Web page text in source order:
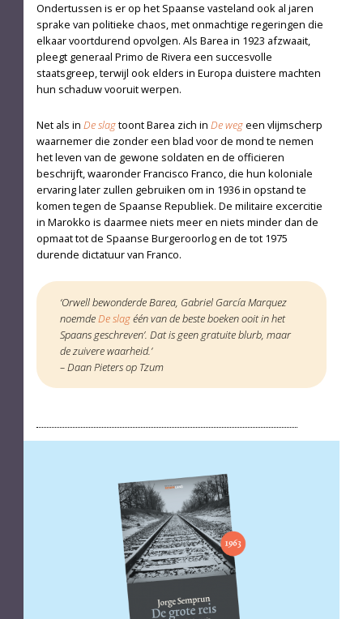
Ondertussen is er op het Spaanse vasteland ook al jaren
sprake van politieke chaos, met onmachtige regeringen die
elkaar voortdurend opvolgen. Als Barea in 1923 afzwaait,
pleegt generaal Primo de Rivera een succesvolle
staatsgreep, terwijl ook elders in Europa duistere machten
hun schaduw vooruit werpen.
Net als in De slagtoont Barea zich in De wegeen vlijmscherp
waarnemer die zonder een blad voor de mond te nemen
het leven van de gewone soldaten en de officieren
beschrijft, waaronder Francisco Franco, die hun koloniale
ervaring later zullen gebruiken om in 1936 in opstand te
komen tegen de Spaanse Republiek. De militaire excercitie
in Marokko is daarmee niets meer en niets minder dan de
opmaat tot de Spaanse Burgeroorlog en de tot 1975
durende dictatuur van Franco.
‘Orwell bewonderde Barea, Gabriel García Marquez
noemde De slagéén van de beste boeken ooit in het
Spaans geschreven’. Dat is geen gratuite blurb, maar
de zuivere waarheid.’
– Daan Pieters op Tzum